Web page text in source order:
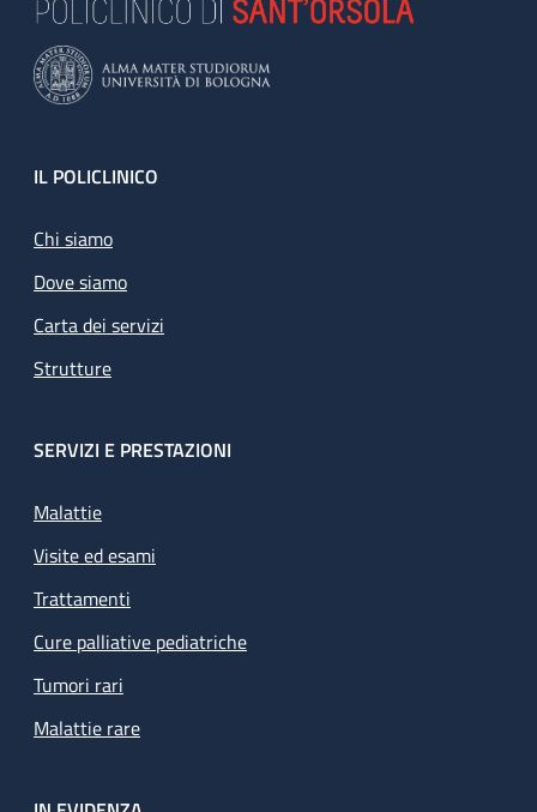
Footer
IL POLICLINICO
Chi siamo
Dove siamo
Carta dei servizi
Strutture
SERVIZI E PRESTAZIONI
Malattie
Visite ed esami
Trattamenti
Cure palliative pediatriche
Tumori rari
Malattie rare